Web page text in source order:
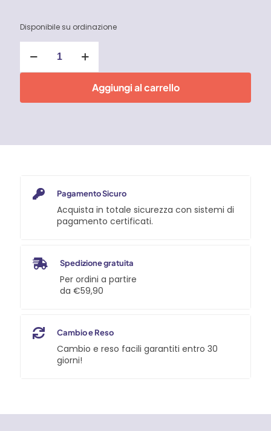
Disponibile su ordinazione
Chiavi
Lunghe
Aggiungi al carrello
Pagamento Sicuro
Acquista in totale sicurezza con sistemi di
pagamento certificati.
Spedizione gratuita
Per ordini a partire
da €59,90
Cambio e Reso
Cambio e reso facili garantiti entro 30
giorni!